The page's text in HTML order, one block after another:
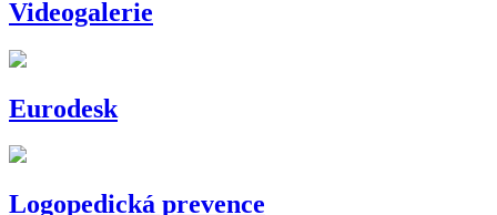
Videogalerie
Eurodesk
Logopedická prevence